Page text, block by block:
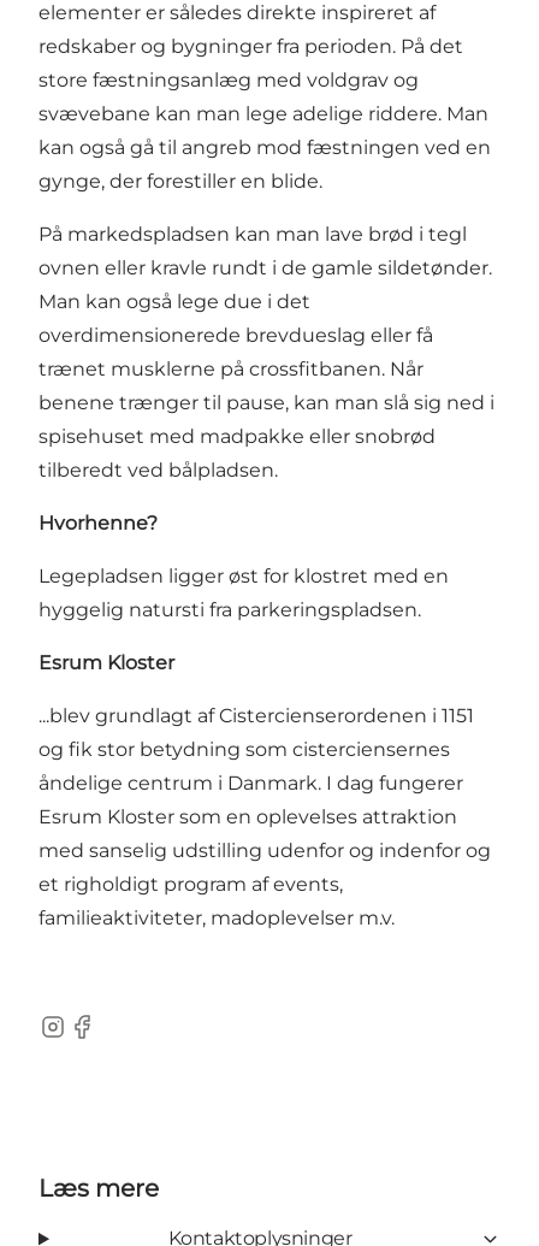
elementer er således direkte inspireret af
redskaber og bygninger fra perioden. På det
store fæstningsanlæg med voldgrav og
svævebane kan man lege adelige riddere. Man
kan også gå til angreb mod fæstningen ved en
gynge, der forestiller en blide.
På markedspladsen kan man lave brød i tegl
ovnen eller kravle rundt i de gamle sildetønder.
Man kan også lege due i det
overdimensionerede brevdueslag eller få
trænet musklerne på crossfitbanen. Når
benene trænger til pause, kan man slå sig ned i
spisehuset med madpakke eller snobrød
tilberedt ved bålpladsen.
Hvorhenne?
Legepladsen ligger øst for klostret med en
hyggelig natursti fra parkeringspladsen.
Esrum Kloster
...blev grundlagt af Cistercienserordenen i 1151
og fik stor betydning som cisterciensernes
åndelige centrum i Danmark. I dag fungerer
Esrum Kloster som en oplevelses attraktion
med sanselig udstilling udenfor og indenfor og
et righoldigt program af events,
familieaktiviteter, madoplevelser m.v.
Instagram
Facebook
Læs mere
Kontaktoplysninger